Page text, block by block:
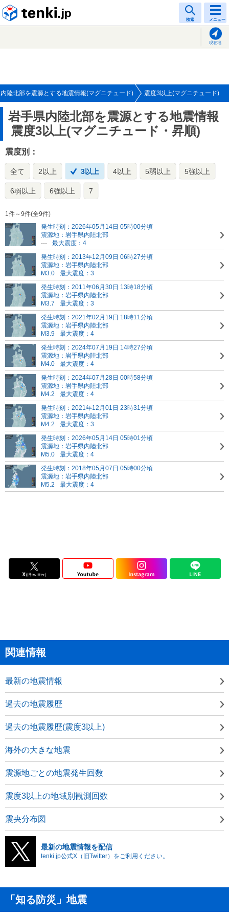
検索 メニュー
現在地
陸北部を震源とする地震情報(マグニチュード) 震度3以上(マグニチュード)
岩手県内陸北部を震源とする地震情報
震度3以上(マグニチュード・昇順)
震度別：
全て 2以上 3以上 4以上 5弱以上 5強以上
6弱以上 6強以上 7
1件～9件(全9件)
発生時刻：2026年05月14日 05時00分頃
震源地：岩手県内陸北部
---
最大震度：4
発生時刻：2013年12月09日 06時27分頃
震源地：岩手県内陸北部
M3.0
最大震度：3
発生時刻：2011年06月30日 13時18分頃
震源地：岩手県内陸北部
M3.7
最大震度：3
発生時刻：2021年02月19日 18時11分頃
震源地：岩手県内陸北部
M3.9
最大震度：4
発生時刻：2024年07月19日 14時27分頃
震源地：岩手県内陸北部
M4.0
最大震度：4
発生時刻：2024年07月28日 00時58分頃
震源地：岩手県内陸北部
M4.2
最大震度：4
発生時刻：2021年12月01日 23時31分頃
震源地：岩手県内陸北部
M4.2
最大震度：3
発生時刻：2026年05月14日 05時01分頃
震源地：岩手県内陸北部
M5.0
最大震度：4
発生時刻：2018年05月07日 05時00分頃
震源地：岩手県内陸北部
M5.2
最大震度：4
関連情報
最新の地震情報
過去の地震履歴
過去の地震履歴(震度3以上)
海外の大きな地震
震源地ごとの地震発生回数
震度3以上の地域別観測回数
震央分布図
最新の地震情報を配信
tenki.jp公式X（旧Twitter）をご利用ください。
「知る防災」地震